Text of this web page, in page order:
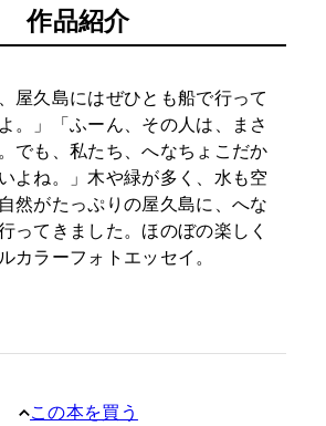
作品紹介
屋久島にはぜひとも船で行って
。」「ふーん、その人は、まさ
でも、私たち、へなちょこだか
よね。」木や緑が多く、水も空
然がたっぷりの屋久島に、へな
ってきました。ほのぼの楽しく
カラーフォトエッセイ。
この本を買う